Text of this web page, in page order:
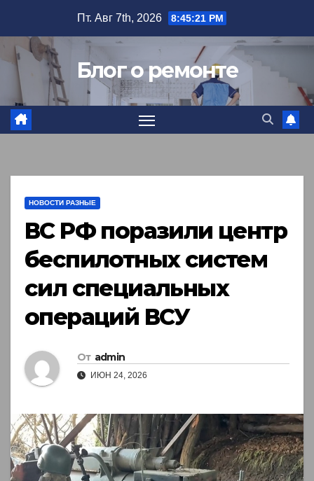
содержимому
Пт. Авг 7th, 2026 8:45:22 PM
Блог о ремонте
НОВОСТИ РАЗНЫЕ
ВС РФ поразили центр
беспилотных систем
сил специальных
операций ВСУ
От admin
ИЮН 24, 2026